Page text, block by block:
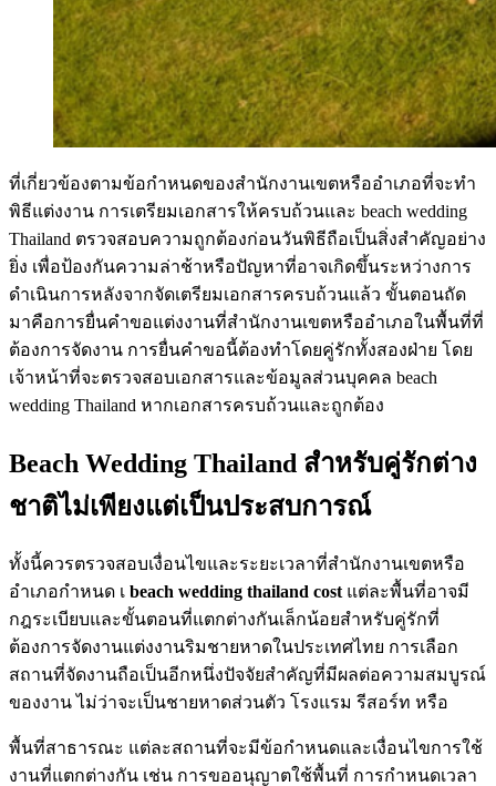
ที่เกี่ยวข้องตามข้อกำหนดของสำนักงานเขตหรืออำเภอที่จะทำ
พิธีแต่งงาน การเตรียมเอกสารให้ครบถ้วนและ beach wedding
Thailand ตรวจสอบความถูกต้องก่อนวันพิธีถือเป็นสิ่งสำคัญอย่าง
ยิ่ง เพื่อป้องกันความล่าช้าหรือปัญหาที่อาจเกิดขึ้นระหว่างการ
ดำเนินการหลังจากจัดเตรียมเอกสารครบถ้วนแล้ว ขั้นตอนถัด
มาคือการยื่นคำขอแต่งงานที่สำนักงานเขตหรืออำเภอในพื้นที่ที่
ต้องการจัดงาน การยื่นคำขอนี้ต้องทำโดยคู่รักทั้งสองฝ่าย โดย
เจ้าหน้าที่จะตรวจสอบเอกสารและข้อมูลส่วนบุคคล beach
wedding Thailand หากเอกสารครบถ้วนและถูกต้อง
Beach Wedding Thailand สำหรับคู่รักต่าง
ชาติไม่เพียงแต่เป็นประสบการณ์
ทั้งนี้ควรตรวจสอบเงื่อนไขและระยะเวลาที่สำนักงานเขตหรือ
อำเภอกำหนด เ beach wedding thailand cost แต่ละพื้นที่อาจมี
กฎระเบียบและขั้นตอนที่แตกต่างกันเล็กน้อยสำหรับคู่รักที่
ต้องการจัดงานแต่งงานริมชายหาดในประเทศไทย การเลือก
สถานที่จัดงานถือเป็นอีกหนึ่งปัจจัยสำคัญที่มีผลต่อความสมบูรณ์
ของงาน ไม่ว่าจะเป็นชายหาดส่วนตัว โรงแรม รีสอร์ท หรือ
พื้นที่สาธารณะ แต่ละสถานที่จะมีข้อกำหนดและเงื่อนไขการใช้
งานที่แตกต่างกัน เช่น การขออนุญาตใช้พื้นที่ การกำหนดเวลา